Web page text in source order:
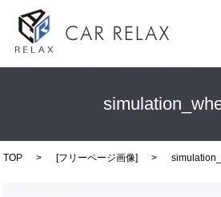
TOP [フリーページ画像]